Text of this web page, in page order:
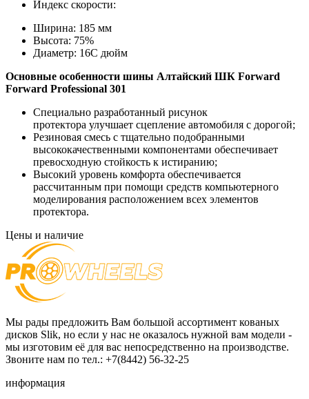
Индекс скорости:
Ширина: 185 мм
Высота: 75%
Диаметр: 16C дюйм
Основные особенности шины Алтайский ШК Forward
Forward Professional 301
Специально разработанный рисунок
протектора улучшает сцепление автомобиля с дорогой;
Резиновая смесь с тщательно подобранными
высококачественными компонентами обеспечивает
превосходную стойкость к истиранию;
Высокий уровень комфорта обеспечивается
рассчитанным при помощи средств компьютерного
моделирования расположением всех элементов
протектора.
Цены и наличие
Мы рады предложить Вам большой ассортимент кованых
дисков Slik, но если у нас не оказалось нужной вам модели -
мы изготовим её для вас непосредственно на производстве.
Звоните нам по тел.: +7(8442) 56-32-25
информация